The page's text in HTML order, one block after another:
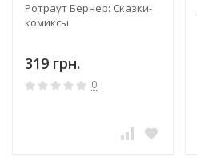
Ротраут Бернер: Сказки-
комиксы
319 грн.
0